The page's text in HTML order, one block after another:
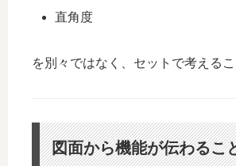
直角度
を別々ではなく、セットで考えるこ
図面から機能が伝わるこ